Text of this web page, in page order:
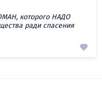
которого НАДО
ради спасения